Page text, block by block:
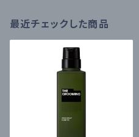
最近チェックした商品